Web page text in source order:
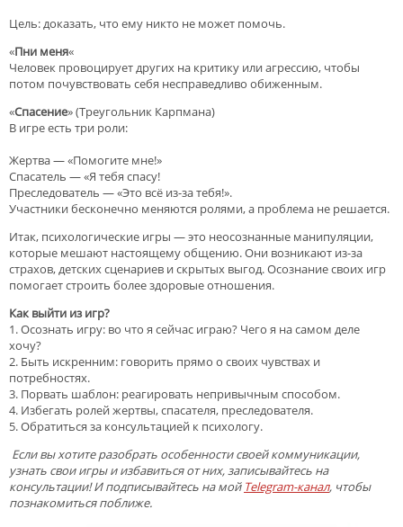
Цель: доказать, что ему никто не может помочь.
«Пни меня«
Человек провоцирует других на критику или агрессию, чтобы
потом почувствовать себя несправедливо обиженным.
«Спасение» (Треугольник Карпмана)
В игре есть три роли:
Жертва — «Помогите мне!»
Спасатель — «Я тебя спасу!
Преследователь — «Это всё из-за тебя!».
Участники бесконечно меняются ролями, а проблема не решается.
Итак, психологические игры — это неосознанные манипуляции,
которые мешают настоящему общению. Они возникают из-за
страхов, детских сценариев и скрытых выгод. Осознание своих игр
помогает строить более здоровые отношения.
Как выйти из игр?
1. Осознать игру: во что я сейчас играю? Чего я на самом деле
хочу?
2. Быть искренним: говорить прямо о своих чувствах и
потребностях.
3. Порвать шаблон: реагировать непривычным способом.
4. Избегать ролей жертвы, спасателя, преследователя.
5. Обратиться за консультацией к психологу.
Если вы хотите разобрать особенности своей коммуникации,
узнать свои игры и избавиться от них, записывайтесь на
консультации! И подписывайтесь на мой Telegram-канал, чтобы
познакомиться поближе.